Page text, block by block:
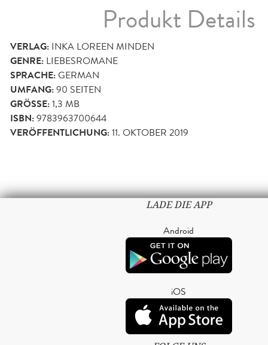
Produkt Details
VERLAG: INKA LOREEN MINDEN
GENRE: LIEBESROMANE
SPRACHE:GERMAN
UMFANG:90 SEITEN
GRÖSSE: 1,3 MB
ISBN:9783963700644
VERÖFFENTLICHUNG:11. OKTOBER 2019
LADE DIE APP
Android
iOS